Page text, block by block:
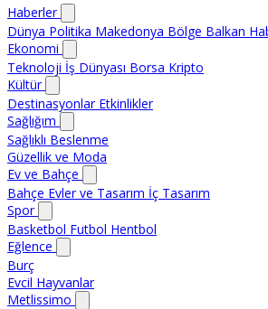
Haberler
Dünya Politika Makedonya Bölge Balkan
Ekonomi
Teknoloji İş Dünyası Borsa Kripto
Kültür
Destinasyonlar Etkinlikler
Sağlığım
Sağlıklı Beslenme
Güzellik ve Moda
Ev ve Bahçe
Bahçe Evler ve Tasarım İç Tasarım
Spor
Basketbol Futbol Hentbol
Eğlence
Burç
Evcil Hayvanlar
Metlissimo